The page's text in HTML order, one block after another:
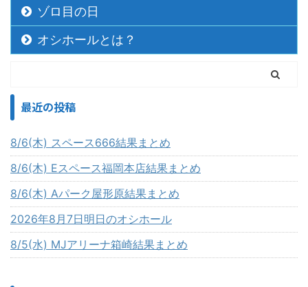
ゾロ目の日
オシホールとは？
最近の投稿
8/6(木) スペース666結果まとめ
8/6(木) Eスペース福岡本店結果まとめ
8/6(木) Aパーク屋形原結果まとめ
2026年8月7日明日のオシホール
8/5(水) MJアリーナ箱崎結果まとめ